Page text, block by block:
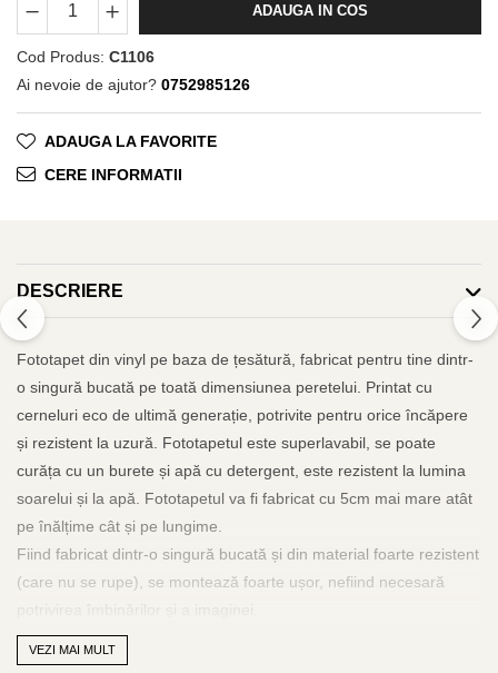
ADAUGA IN COS
Cod Produs: C1106
Ai nevoie de ajutor? 0752985126
ADAUGA LA FAVORITE
CERE INFORMATII
DESCRIERE
Fototapet din vinyl pe baza de țesătură, fabricat pentru tine dintr-
o singură bucată pe toată dimensiunea peretelui. Printat cu
cerneluri eco de ultimă generație, potrivite pentru orice încăpere
și rezistent la uzură. Fototapetul este superlavabil, se poate
curăța cu un burete și apă cu detergent, este rezistent la lumina
soarelui și la apă. Fototapetul va fi fabricat cu 5cm mai mare atât
pe înălțime cât și pe lungime.
Fiind fabricat dintr-o singură bucată și din material foarte rezistent
(care nu se rupe), se montează foarte ușor, nefiind necesară
Adezivul se va aplica doar pe perete, iar tapetul se va aplica pe
orizontală de la stânga la dreapta sau invers și se va scoate aerul
VEZI MAI MULT